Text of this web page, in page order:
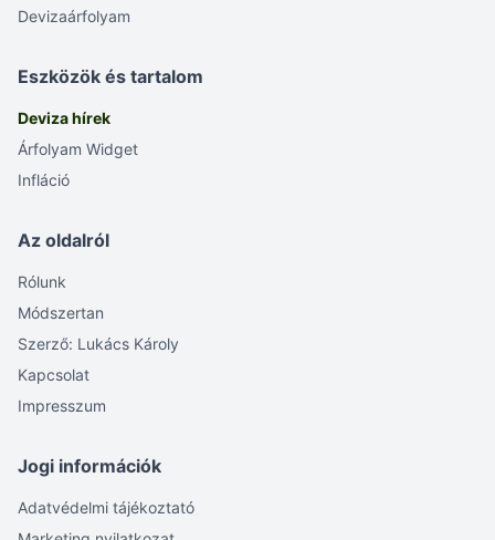
Devizaárfolyam
Eszközök és tartalom
Deviza hírek
Árfolyam Widget
Infláció
Az oldalról
Rólunk
Módszertan
Szerző: Lukács Károly
Kapcsolat
Impresszum
Jogi információk
Adatvédelmi tájékoztató